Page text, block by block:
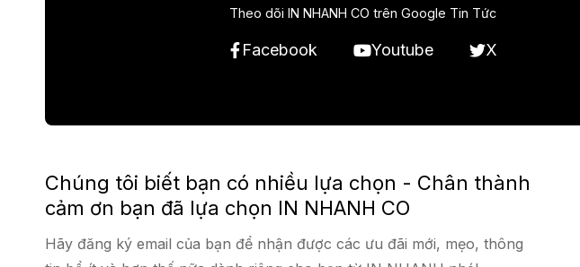
Theo dõi IN NHANH CO trên Google Tin Tức
Facebook Youtube X
Chúng tôi biết bạn có nhiều lựa chọn - Chân thành
cảm ơn bạn đã lựa chọn IN NHANH CO
Hãy đăng ký email của bạn để nhận được các ưu đãi mới, mẹo, thông